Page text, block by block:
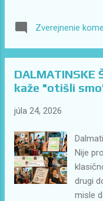
"Tu."
sa
Zverejnenie
DALMATINSKE
kaže "otišli
júla 24, 2026
Nije
drugi
misle